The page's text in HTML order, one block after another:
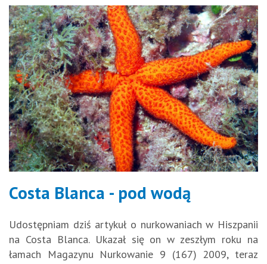
Costa Blanca - pod wodą
Udostępniam dziś artykuł o nurkowaniach w Hiszpanii
na Costa Blanca. Ukazał się on w zeszłym roku na
łamach Magazynu Nurkowanie 9 (167) 2009, teraz